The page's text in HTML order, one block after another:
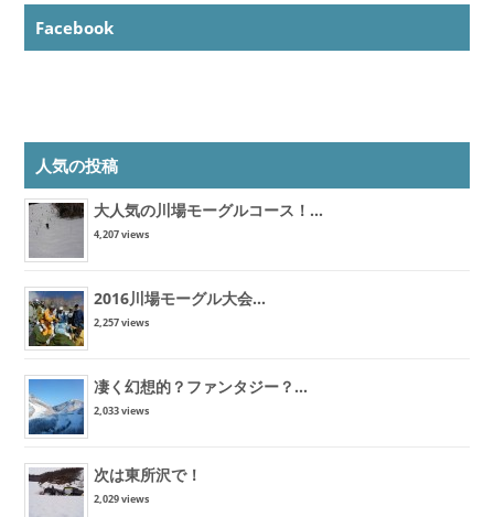
Facebook
人気の投稿
大人気の川場モーグルコース！...
4,207 views
2016川場モーグル大会...
2,257 views
凄く幻想的？ファンタジー？...
2,033 views
次は東所沢で！
2,029 views